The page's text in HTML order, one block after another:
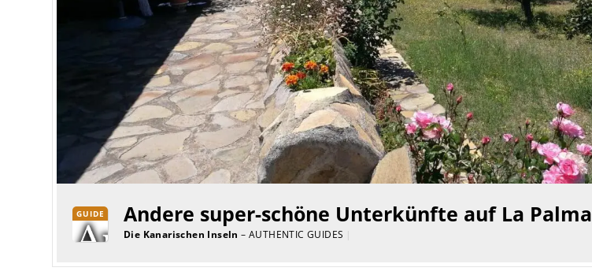
GUIDE Andere super-schöne Unterkünfte auf La Palma
Die Kanarischen Inseln – AUTHENTIC GUIDES |